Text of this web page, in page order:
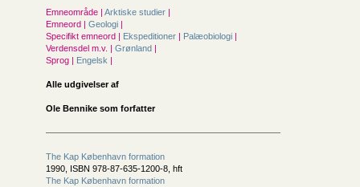
Emneområde | Arktiske studier |
Emneord | Geologi |
Specifikt emneord | Ekspeditioner | Palæobiologi |
Verdensdel m.v. | Grønland |
Sprog | Engelsk |
Alle udgivelser af
Ole Bennike som forfatter
The Kap København formation
1990, ISBN 978-87-635-1200-8, hft
The Kap København formation